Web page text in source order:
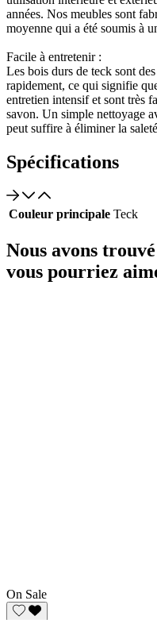
années. Nos meubles sont
moyenne qui a été soumis à
Facile à entretenir :
Les bois durs de teck sont
rapidement, ce qui signifie
entretien intensif et sont très
savon. Un simple nettoyage
peut suffire à éliminer la
Spécifications
Couleur principale Teck
Nous avons
vous pourriez
On Sale